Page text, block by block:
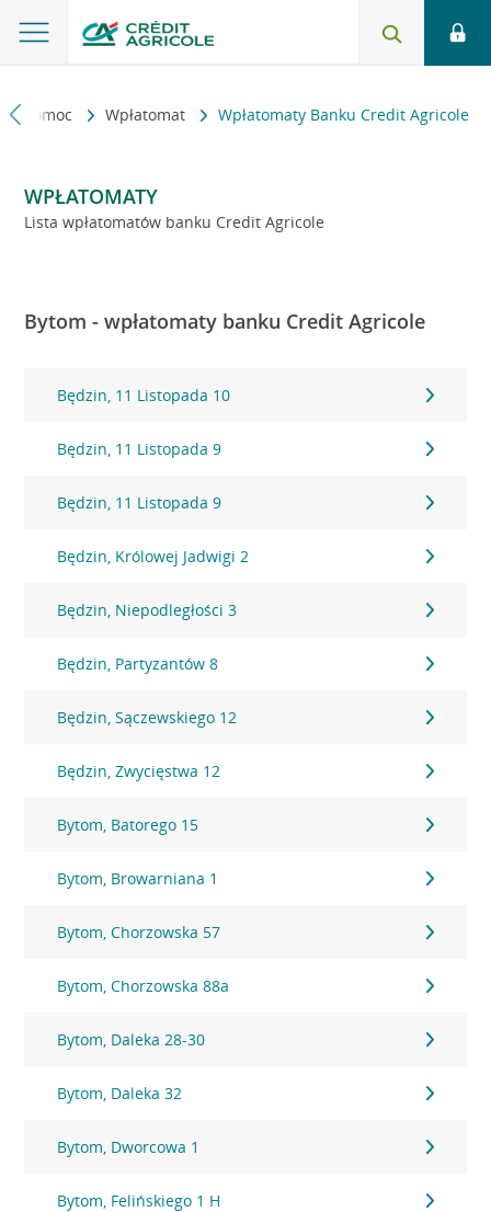
i pomoc Wpłatomat Wpłatomaty Banku Credit Agricole
WPŁATOMATY
Lista wpłatomatów banku Credit Agricole
Bytom - wpłatomaty banku Credit Agricole
Będzin, 11 Listopada 10
Będzin, 11 Listopada 9
Będzin, 11 Listopada 9
Będzin, Królowej Jadwigi 2
Będzin, Niepodległości 3
Będzin, Partyzantów 8
Będzin, Sączewskiego 12
Będzin, Zwycięstwa 12
Bytom, Batorego 15
Bytom, Browarniana 1
Bytom, Chorzowska 57
Bytom, Chorzowska 88a
Bytom, Daleka 28-30
Bytom, Daleka 32
Bytom, Dworcowa 1
Bytom, Felińskiego 1 H